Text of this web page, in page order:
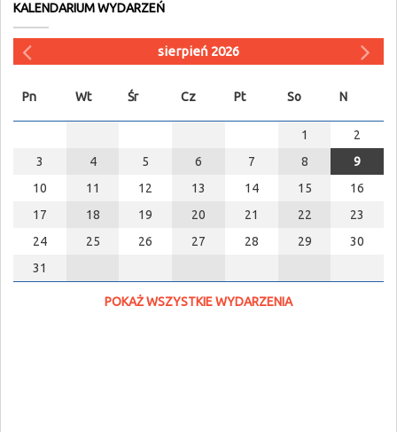
KALENDARIUM WYDARZEŃ
sierpień 2026
Pn Wt Śr Cz Pt So N
1
2
3
4 5 6 7 8
9
10
11 12 13 14 15
16
17
18 19 20 21 22
23
24
25 26 27 28 29
30
31
POKAŻ WSZYSTKIE WYDARZENIA